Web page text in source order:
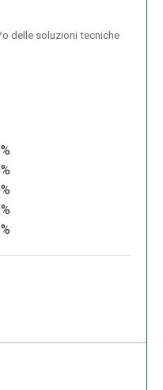
delle soluzioni tecniche